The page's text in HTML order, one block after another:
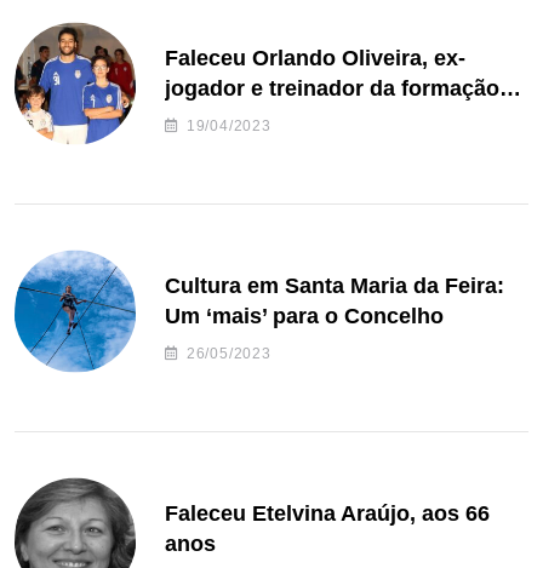
Faleceu Orlando Oliveira, ex-
jogador e treinador da formação
de andebol do Feirense
19/04/2023
Cultura em Santa Maria da Feira:
Um ‘mais’ para o Concelho
26/05/2023
Faleceu Etelvina Araújo, aos 66
anos